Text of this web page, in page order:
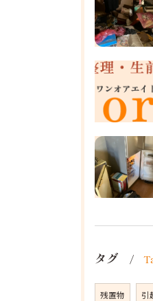
タグ
残置物 引